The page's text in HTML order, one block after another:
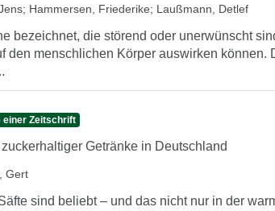
; Hammersen, Friederike; Laußmann, Detlef
bezeichnet, die störend oder unerwünscht
den menschlichen Körper auswirken können.
einer Zeitschrift
Getränke in Deutschland
Gert
sind beliebt – und das nicht nur in der